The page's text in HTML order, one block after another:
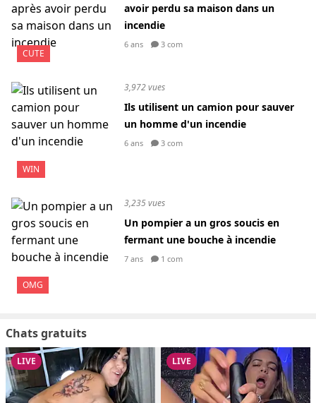
CUTE
avoir perdu sa maison dans un
incendie
6 ans 3 com
WIN
3,972 vues
Ils utilisent un camion pour sauver
un homme d'un incendie
6 ans 3 com
OMG
3,235 vues
Un pompier a un gros soucis en
fermant une bouche à incendie
7 ans 1 com
Chats gratuits